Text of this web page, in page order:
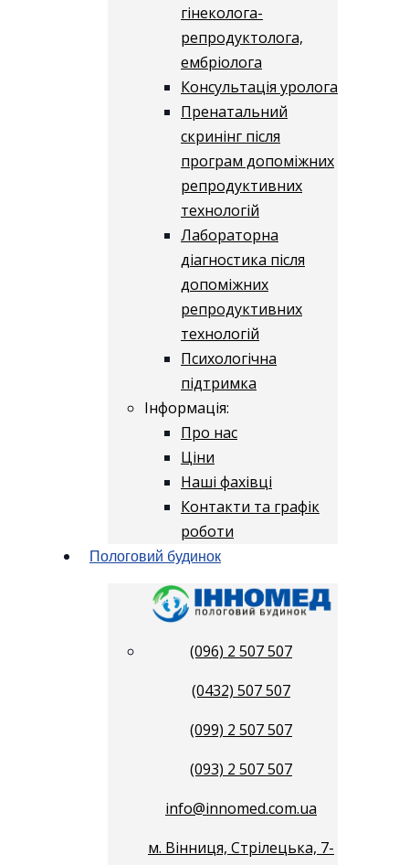
гінеколога-
репродуктолога,
ембріолога
Консультація уролога
Пренатальний
скринінг після
програм допоміжних
репродуктивних
технологій
​​Лабораторна
діагностика після
допоміжних
репродуктивних
технологій
​​Психологічна
підтримка
Інформація:
Про нас
Ціни
Наші фахівці
Контакти та графік
роботи
Пологовий будинок
(096) 2 507 507
(0432) 507 507
(099) 2 507 507
(093) 2 507 507
info@innomed.com.ua
м. Вінниця, Стрілецька, 7-